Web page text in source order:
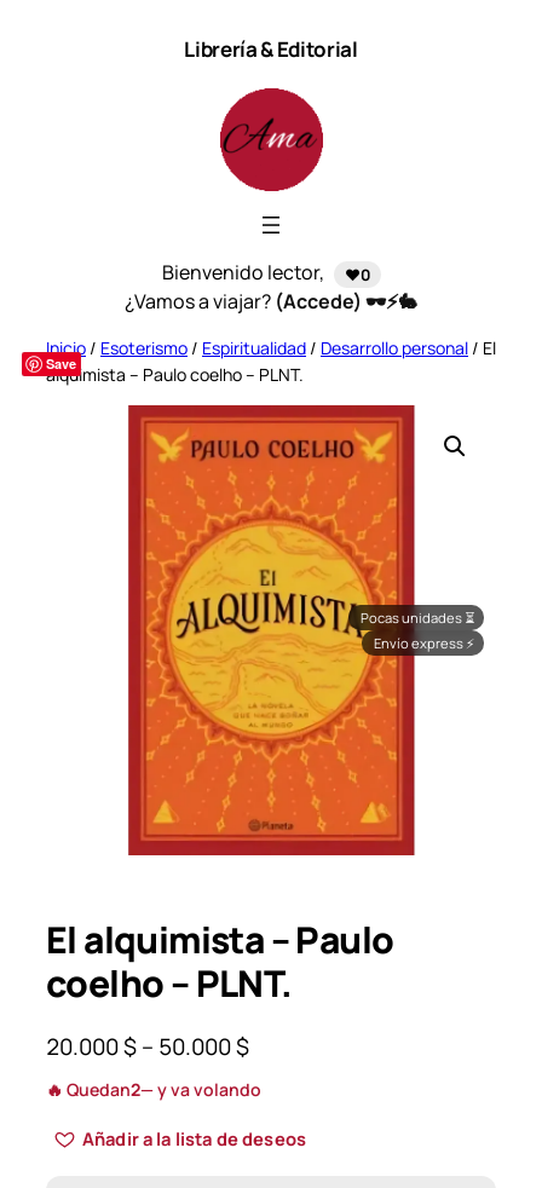
Librería & Editorial
Bienvenido lector, ❤️0
¿Vamos a viajar? (Accede) 🕶️⚡🐇
Save
Inicio / Esoterismo / Espiritualidad / Desarrollo personal / El
alquimista – Paulo coelho – PLNT.
Pocas unidades ⏳
Envío express ⚡
El alquimista – Paulo
coelho – PLNT.
20.000$– 50.000$P
r
c
🔥 Quedan2— y va volando
Añadir a la lista de deseos